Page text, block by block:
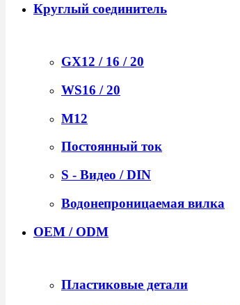
Круглый соединитель
GX12 / 16 / 20
WS16 / 20
М12
Постоянный ток
S - Видео / DIN
Водонепроницаемая вилка
OEM / ODM
Пластиковые детали